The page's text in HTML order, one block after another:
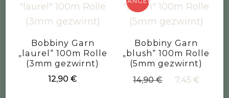
Bobbiny Garn
„laurel“ 100m Rolle
(3mm gezwirnt)
12,90€
Bobbiny Garn
„blush“ 100m Rolle
(5mm gezwirnt)
14,90€ 7,45 €